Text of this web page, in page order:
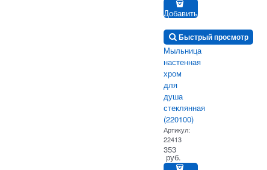
Добавить
Быстрый просмотр
Мыльница
настенная
хром
для
душа
стеклянная
(220100)
Артикул:
22413
353
руб.